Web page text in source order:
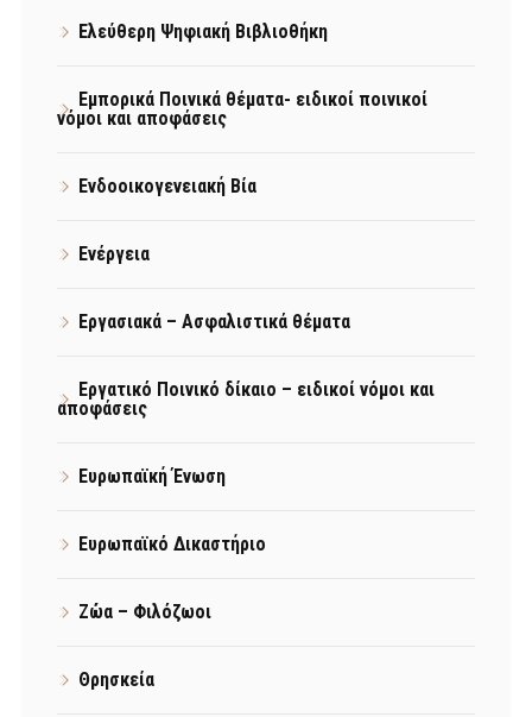
Ελεύθερη Ψηφιακή Βιβλιοθήκη
Εμπορικά Ποινικά θέματα- ειδικοί ποινικοί
νόμοι και αποφάσεις
Ενδοοικογενειακή Βία
Ενέργεια
Εργασιακά – Ασφαλιστικά θέματα
Εργατικό Ποινικό δίκαιο – ειδικοί νόμοι και
αποφάσεις
Ευρωπαϊκή Ένωση
Ευρωπαϊκό Δικαστήριο
Ζώα – Φιλόζωοι
Θρησκεία